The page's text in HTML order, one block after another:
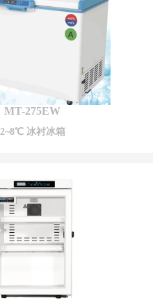
MT-275EW
2~8℃ 冰衬冰箱